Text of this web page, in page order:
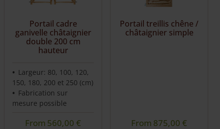
Portail cadre
ganivelle châtaignier
double 200 cm
hauteur
Largeur: 80, 100, 120,
150, 180, 200 et 250 (cm)
Fabrication sur
mesure possible
From 560,00€
Portail treillis chêne /
châtaignier simple
From 875,00€